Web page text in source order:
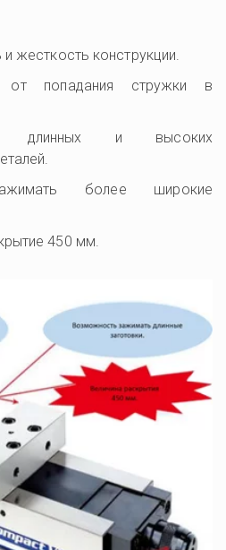
жесткость конструкции.
от попадания стружки в
длинных и высоких
более широкие
450 мм.